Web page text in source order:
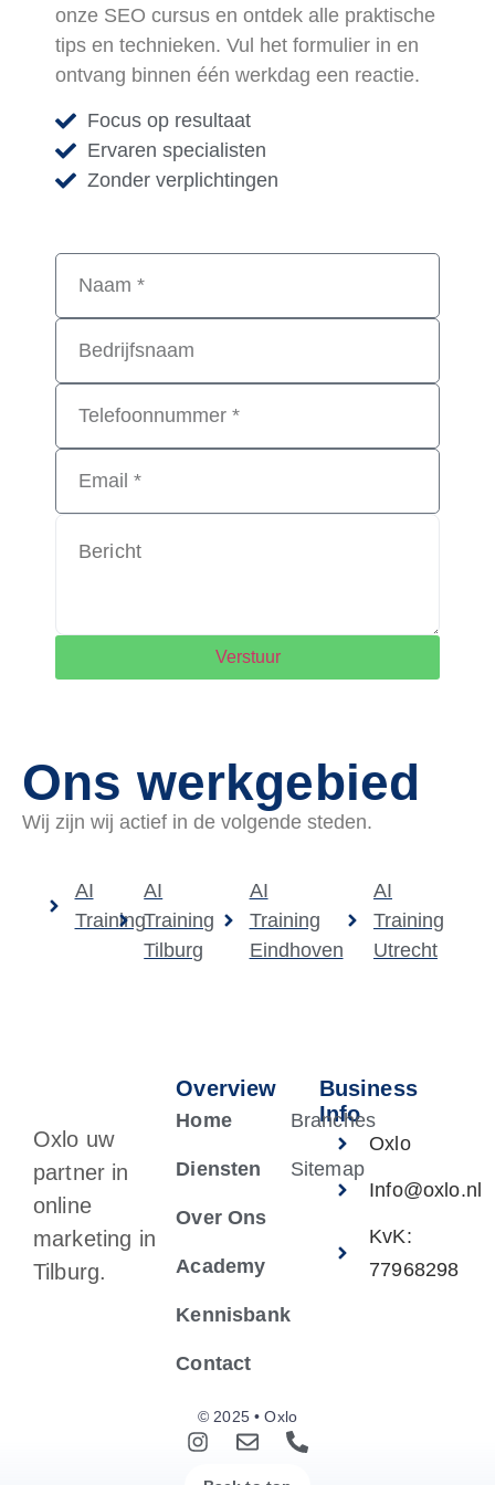
onze SEO cursus en ontdek alle praktische
tips en technieken. Vul het formulier in en
ontvang binnen één werkdag een reactie.
Focus op resultaat
Ervaren specialisten
Zonder verplichtingen
Verstuur
Ons werkgebied
Wij zijn wij actief in de volgende steden.
AI
Training
AI
Training
Tilburg
AI
Training
Eindhoven
AI
Training
Utrecht
Oxlo uw
partner in
online
marketing in
Tilburg.
Overview
Home
Diensten
Over Ons
Academy
Kennisbank
Contact
Branches
Sitemap
Business
Info
Oxlo
Info@oxlo.nl
KvK:
77968298
© 2025 • Oxlo